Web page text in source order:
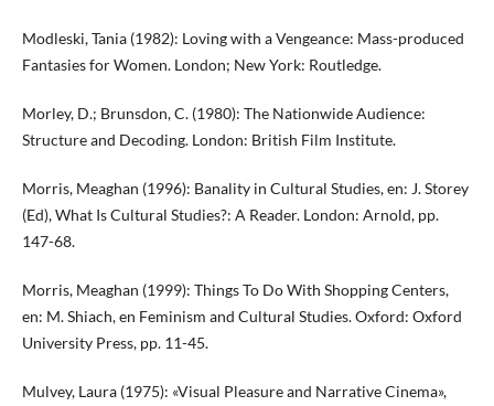
Modleski, Tania (1982): Loving with a Vengeance: Mass-produced
Fantasies for Women. London; New York: Routledge.
Morley, D.; Brunsdon, C. (1980): The Nationwide Audience:
Structure and Decoding. London: British Film Institute.
Morris, Meaghan (1996): Banality in Cultural Studies, en: J. Storey
(Ed), What Is Cultural Studies?: A Reader. London: Arnold, pp.
147-68.
Morris, Meaghan (1999): Things To Do With Shopping Centers,
en: M. Shiach, en Feminism and Cultural Studies. Oxford: Oxford
University Press, pp. 11-45.
Mulvey, Laura (1975): «Visual Pleasure and Narrative Cinema»,